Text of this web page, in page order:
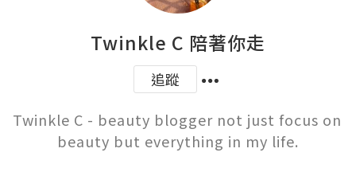
Twinkle C 陪著你走
追蹤
Twinkle C - beauty blogger not just focus on
beauty but everything in my life.